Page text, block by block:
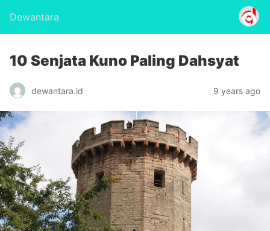
Dewantara
10 Senjata Kuno Paling Dahsyat
dewantara.id 9 years ago